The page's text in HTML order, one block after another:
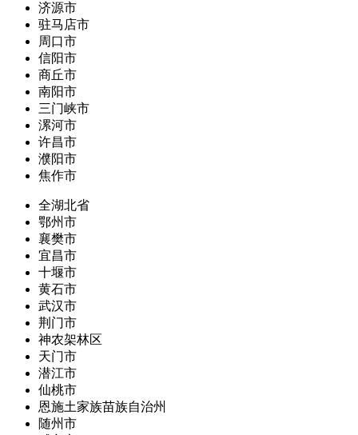
济源市
驻马店市
周口市
信阳市
商丘市
南阳市
三门峡市
漯河市
许昌市
濮阳市
焦作市
全湖北省
鄂州市
襄樊市
宜昌市
十堰市
黄石市
武汉市
荆门市
神农架林区
天门市
潜江市
仙桃市
恩施土家族苗族自治州
随州市